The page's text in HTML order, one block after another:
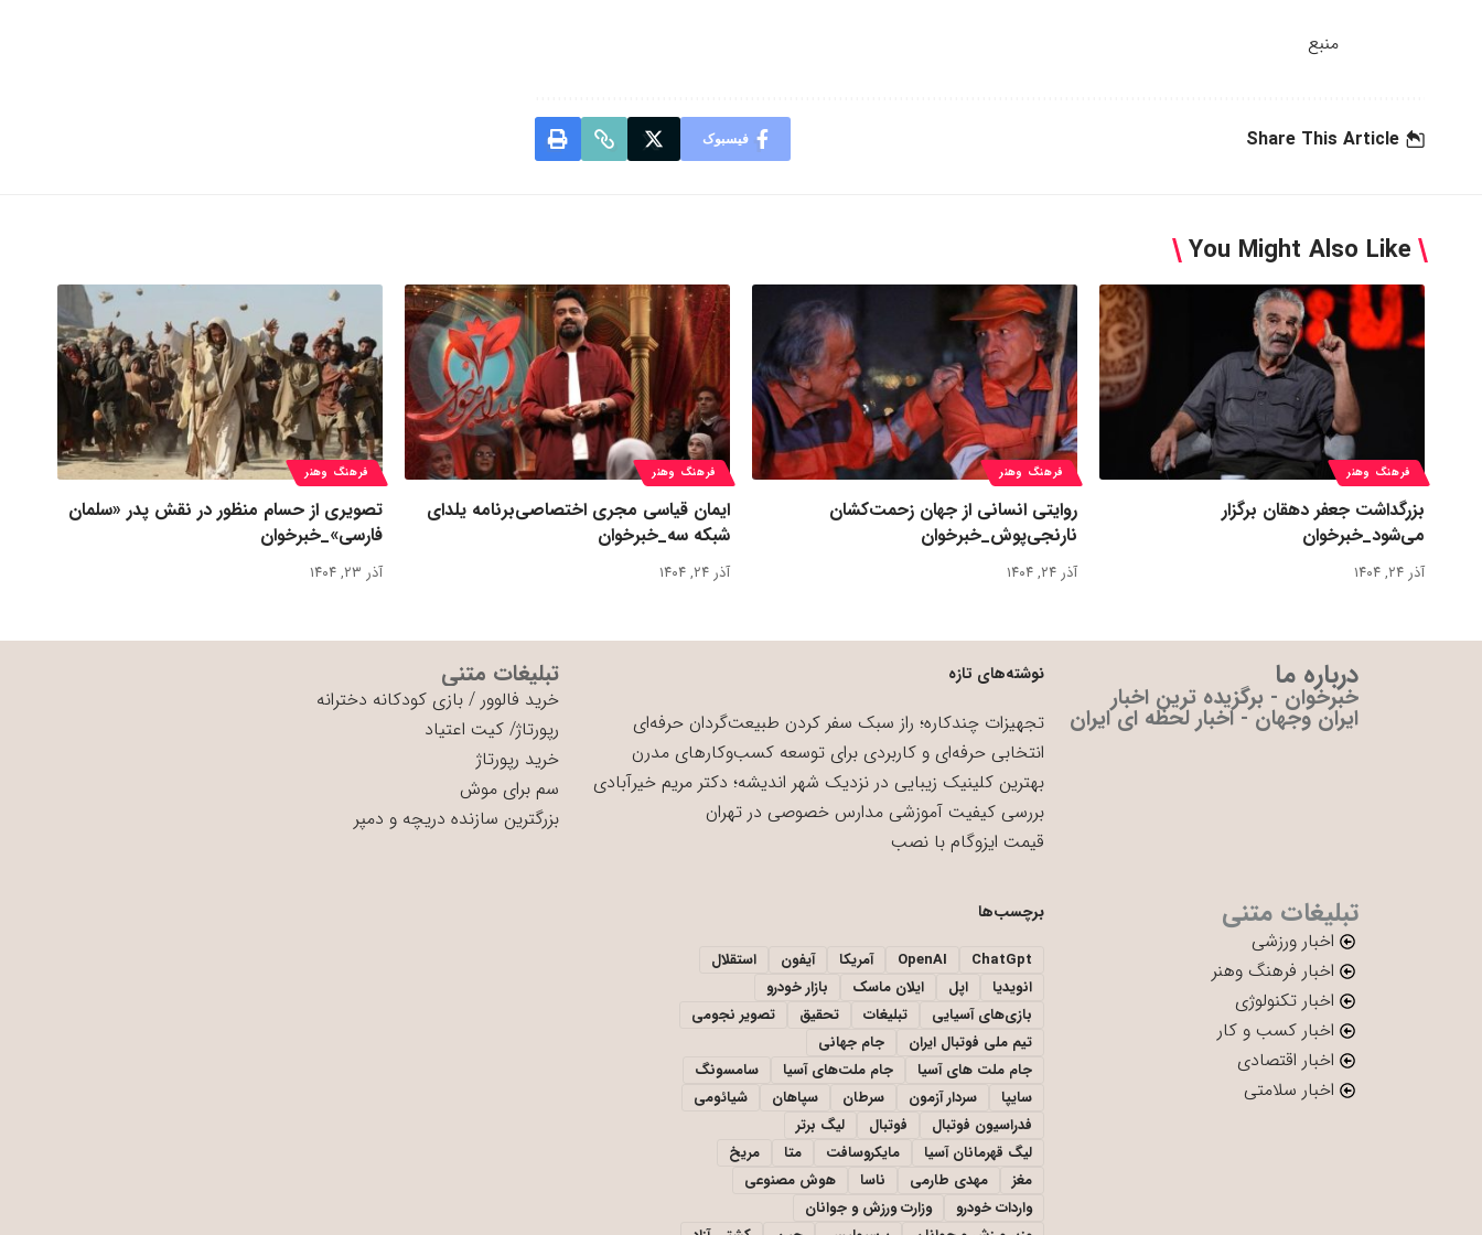
منبع
Share This Article فیسبوک
You Might Also Like
فرهنگ وهنر
بزرگداشت جعفر دهقان برگزار
می‌شود_خبرخوان
آذر ۲۴, ۱۴۰۴
فرهنگ وهنر
روایتی انسانی از جهان زحمت‌کشان
نارنجی‌پوش_خبرخوان
آذر ۲۴, ۱۴۰۴
فرهنگ وهنر
ایمان قیاسی مجری اختصاصی‌برنامه یلدای
شبکه سه_خبرخوان
آذر ۲۴, ۱۴۰۴
فرهنگ وهنر
تصویری از حسام منظور در نقش پدر «سلمان
فارسی»_خبرخوان
آذر ۲۳, ۱۴۰۴
درباره ما
خبرخوان - برگزیده ترین اخبار
ایران وجهان - اخبار لحظه ای ایران
نوشته‌های تازه
تجهیزات چندکاره؛ راز سبک سفر کردن طبیعت‌گردان حرفه‌ای
انتخابی حرفه‌ای و کاربردی برای توسعه کسب‌وکارهای مدرن
بهترین کلینیک زیبایی در نزدیک شهر اندیشه؛ دکتر مریم خیرآبادی
بررسی کیفیت آموزشی مدارس خصوصی در تهران
قیمت ایزوگام با نصب
تبلیغات متنی
خرید فالوور /بازی کودکانه دخترانه
رپورتاژ/کیت اعتیاد
خرید رپورتاژ
سم برای موش
بزرگترین سازنده دریچه و دمپر
تبلیغات متنی
اخبار ورزشی
اخبار فرهنگ وهنر
اخبار تکنولوژی
اخبار کسب و کار
اخبار اقتصادی
اخبار سلامتی
برچسب‌ها
ChatGpt
OpenAI آمریکا آیفون
استقلال
انویدیا
اپل ایلان ماسک
بازار خودرو
بازی‌های آسیایی
تبلیغات تحقیق
تصویر نجومی
تیم ملی فوتبال ایران
جام جهانی
جام ملت های آسیا
جام ملت‌های آسیا
سامسونگ
سایپا
سردار آزمون سرطان سپاهان
شیائومی
فدراسیون فوتبال
فوتبال
لیگ برتر
لیگ قهرمانان آسیا
مایکروسافت متا
مریخ
مغز
مهدی طارمی ناسا
هوش مصنوعی
واردات خودرو
وزارت ورزش و جوانان